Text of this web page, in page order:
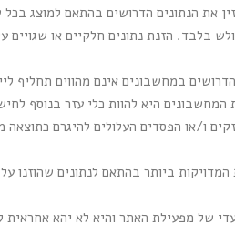
את הנתונים הדרושים בהתאם למוצג
בלבד. הזנת נתונים חלקיים או
במחשבונים אינם מהווים תחליף
היא להוות כלי עזר בנוסף
ו/או הפסדים העלולים להיגרם
ביותר בהתאם לנתונים שהוזנו
של מפעילת האתר והיא לא יהא אחראית